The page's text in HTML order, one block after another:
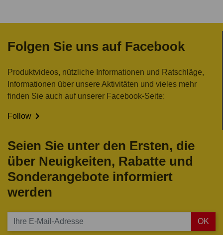
Folgen Sie uns auf Facebook
Produktvideos, nützliche Informationen und Ratschläge,
Informationen über unsere Aktivitäten und vieles mehr
finden Sie auch auf unserer Facebook-Seite:
Follow 
Seien Sie unter den Ersten, die
über Neuigkeiten, Rabatte und
Sonderangebote informiert
werden
OK